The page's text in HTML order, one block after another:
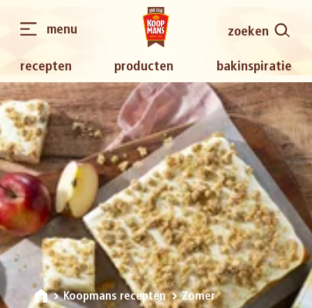
recepten producten bakinspiratie
zoeken
menu
Koopmans recepten Zomer